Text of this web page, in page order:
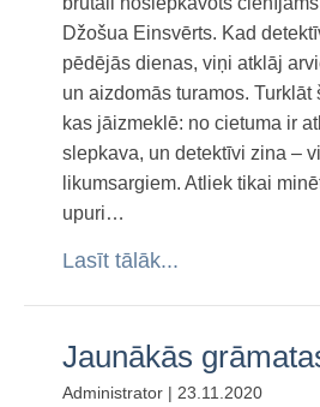
Džošua Einsvērts. Kad
pēdējās dienas, viņi atklāj
un aizdomās turamos. Turklāt
kas jāizmeklē: no cietuma ir
slepkava, un detektīvi zina –
likumsargiem. Atliek tikai
upuri…
Lasīt tālāk...
Jaunākās
Administrator | 23.11.2020